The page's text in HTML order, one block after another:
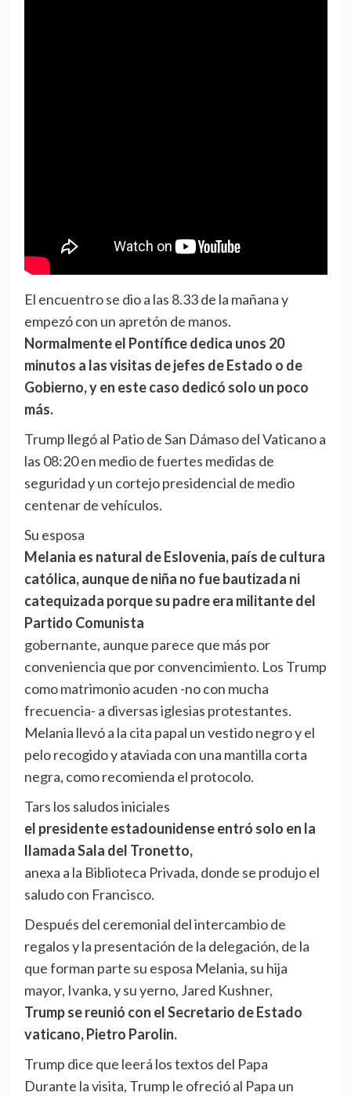
El encuentro se dio a las 8.33 de la mañana y
empezó con un apretón de manos.
Normalmente el Pontífice dedica unos 20
minutos a las visitas de jefes de Estado o de
Gobierno, y en este caso dedicó solo un poco
más.
Trump llegó al Patio de San Dámaso del Vaticano a
las 08:20 en medio de fuertes medidas de
seguridad y un cortejo presidencial de medio
centenar de vehículos.
Su esposa
Melania es natural de Eslovenia, país de cultura
católica, aunque de niña no fue bautizada ni
catequizada porque su padre era militante del
Partido Comunista
gobernante, aunque parece que más por
conveniencia que por convencimiento. Los Trump
como matrimonio acuden -no con mucha
frecuencia- a diversas iglesias protestantes.
Melania llevó a la cita papal un vestido negro y el
pelo recogido y ataviada con una mantilla corta
negra, como recomienda el protocolo.
Tars los saludos iniciales
el presidente estadounidense entró solo en la
llamada Sala del Tronetto,
anexa a la Biblioteca Privada, donde se produjo el
saludo con Francisco.
Después del ceremonial del intercambio de
regalos y la presentación de la delegación, de la
que forman parte su esposa Melania, su hija
mayor, Ivanka, y su yerno, Jared Kushner,
Trump se reunió con el Secretario de Estado
vaticano, Pietro Parolin.
Trump dice que leerá los textos del Papa
Durante la visita, Trump le ofreció al Papa un